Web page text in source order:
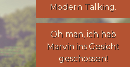
Modern Talking.
Oh man, ich hab
Marvin ins Gesicht
geschossen!